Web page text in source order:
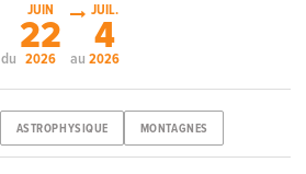
du
JUIN
22
2026 au
JUIL.
4
2026
ASTROPHYSIQUE MONTAGNES